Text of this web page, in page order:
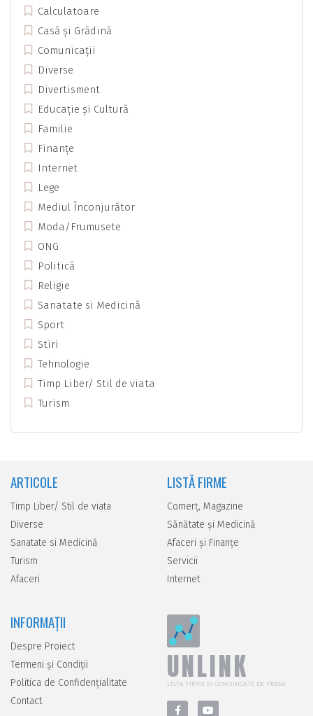
Calculatoare
Casă și Grădină
Comunicații
Diverse
Divertisment
Educație și Cultură
Familie
Finanțe
Internet
Lege
Mediul Înconjurător
Moda/Frumusete
ONG
Politică
Religie
Sanatate si Medicină
Sport
Stiri
Tehnologie
Timp Liber/ Stil de viata
Turism
ARTICOLE
Timp Liber/ Stil de viata
Diverse
Sanatate si Medicină
Turism
Afaceri
LISTĂ FIRME
Comerţ, Magazine
Sănătate şi Medicină
Afaceri şi Finanţe
Servicii
Internet
INFORMAȚII
Despre Proiect
Termeni și Condiții
Politica de Confidențialitate
Contact
UNLINK
LISTA FIRME SI COMUNICATE DE PRESA